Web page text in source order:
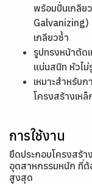
พร้อมปั่นเกลีย
Galvanizing)
เกลียวซ้ำ
รูปทรงหน้าตัด
แน่นสนิท หัวไม่
เหมาะสำหรับ
โครงสร้างเห
การใช้งาน
ยึดประกอบโครงสร้า
อุตสาหกรรมหนัก ที่ต้
สูงสุด